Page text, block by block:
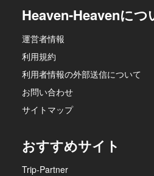
Heaven-Heavenにつ
運営者情報
利用規約
利用者情報の外部送信について
お問い合わせ
サイトマップ
おすすめサイト
Trip-Partner